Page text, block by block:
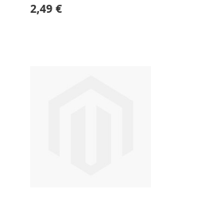
2,49 €